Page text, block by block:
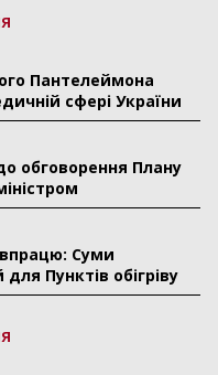
Пантелеймона
сфері України
обговорення Плану
Суми
Пунктів обігріву